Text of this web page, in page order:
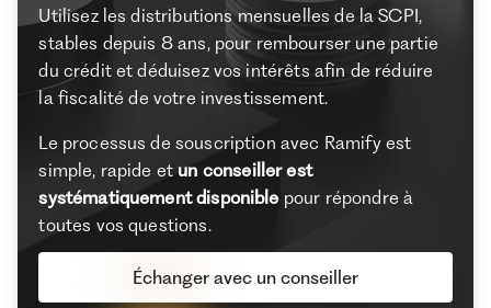
Utilisez les distributions mensuelles de la SCPI,
stables depuis 8 ans, pour rembourser une partie
du crédit et déduisez vos intérêts afin de réduire
la fiscalité de votre investissement.
Le processus de souscription avec Ramify est
simple, rapide et un conseiller est
systématiquement disponible pour répondre à
toutes vos questions.
Échanger avec un conseiller